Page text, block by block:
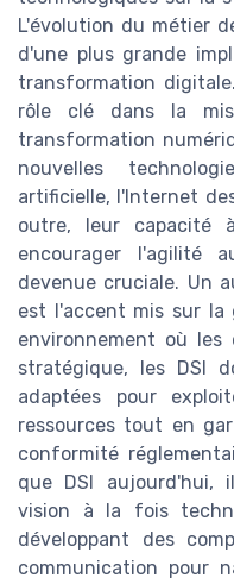
L'évolution du métier
d'une plus grande
transformation
rôle clé dans la
transformation
nouvelles
artificielle, l'Internet
outre, leur capacité
encourager l'agilité
devenue cruciale. Un
est l'accent mis sur la
environnement où
stratégique, les DSI
adaptées pour
ressources tout en
conformité
que DSI aujourd'hui,
vision à la fois
développant des
communication pour